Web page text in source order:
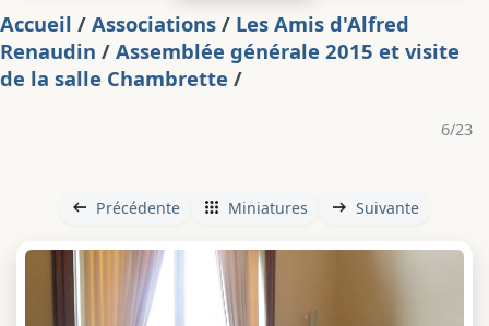
Accueil / Associations / Les Amis d'Alfred
Renaudin / Assemblée générale 2015 et visite
de la salle Chambrette /
6/23
Précédente Miniatures Suivante